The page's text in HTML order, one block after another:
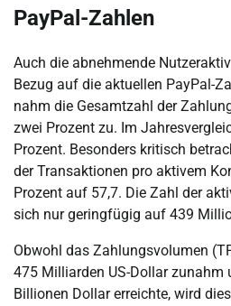
PayPal-Zahlen
Auch die abnehmende
Bezug auf die aktuellen PayPal-
nahm die Gesamtzahl der
zwei Prozent zu. Im
Prozent. Besonders kritisch
der Transaktionen pro aktivem
Prozent auf 57,7. Die Zahl der
sich nur geringfügig auf 439
Obwohl das Zahlungsvolumen
475 Milliarden US-Dollar zunahm
Billionen Dollar erreichte, wird